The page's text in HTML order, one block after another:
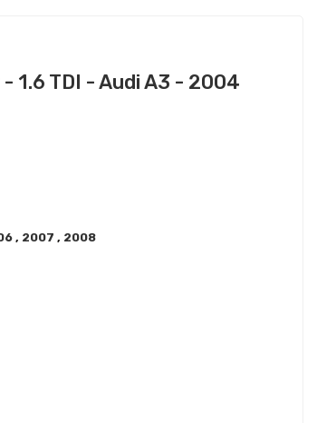
1.6 TDI - Audi A3 - 2004
, 2007, 2008